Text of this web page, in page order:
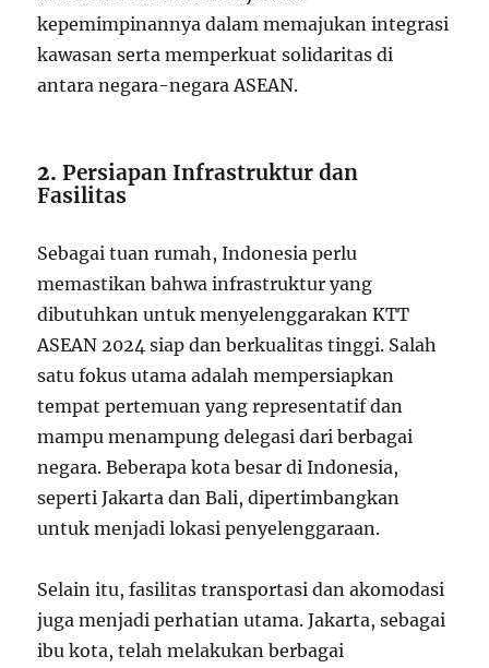
kepemimpinannya dalam memajukan integrasi
kawasan serta memperkuat solidaritas di
antara negara-negara ASEAN.
2.Persiapan Infrastruktur dan
Fasilitas
Sebagai tuan rumah, Indonesia perlu
memastikan bahwa infrastruktur yang
dibutuhkan untuk menyelenggarakan KTT
ASEAN 2024 siap dan berkualitas tinggi. Salah
satu fokus utama adalah mempersiapkan
tempat pertemuan yang representatif dan
mampu menampung delegasi dari berbagai
negara. Beberapa kota besar di Indonesia,
seperti Jakarta dan Bali, dipertimbangkan
untuk menjadi lokasi penyelenggaraan.
Selain itu, fasilitas transportasi dan akomodasi
juga menjadi perhatian utama. Jakarta, sebagai
ibu kota, telah melakukan berbagai